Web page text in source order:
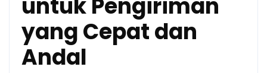
untuk Pengiriman
yang Cepat dan
Andal